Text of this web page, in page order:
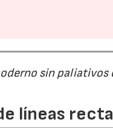
sin paliativos
líneas